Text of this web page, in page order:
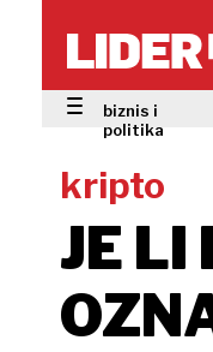
biznis i
politika
kripto
JE LI